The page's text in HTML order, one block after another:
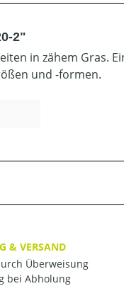
2"
in zähem Gras.
und -formen.
& VERSAND
Überweisung
bei Abholung